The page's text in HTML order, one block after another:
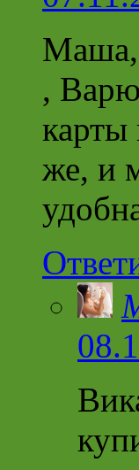
Маша,
,
карты
же, и